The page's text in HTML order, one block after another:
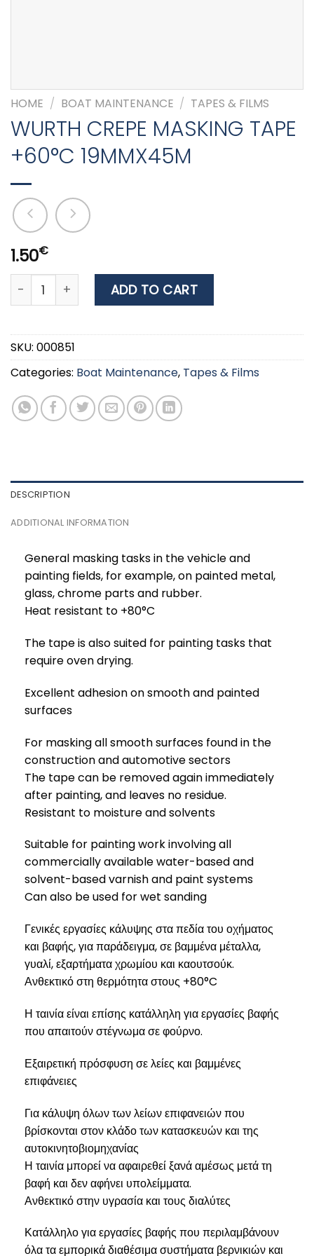
HOME / BOAT MAINTENANCE / TAPES & FILMS
WURTH CREPE MASKING TAPE
+60°C 19MMX45M
1.50€
WURTH CREPE MASKING TAPE +60°C 19MMX45M
ADD TO CART
SKU: 000851
Categories: Boat Maintenance, Tapes & Films
DESCRIPTION
ADDITIONAL INFORMATION
General masking tasks in the vehicle and
painting fields, for example, on painted metal,
glass, chrome parts and rubber.
Heat resistant to +80°C
The tape is also suited for painting tasks that
require oven drying.
Excellent adhesion on smooth and painted
surfaces
For masking all smooth surfaces found in the
construction and automotive sectors
The tape can be removed again immediately
after painting, and leaves no residue.
Resistant to moisture and solvents
Suitable for painting work involving all
commercially available water-based and
solvent-based varnish and paint systems
Can also be used for wet sanding
Γενικές εργασίες κάλυψης στα πεδία του οχήματος
και βαφής, για παράδειγμα, σε βαμμένα μέταλλα,
γυαλί, εξαρτήματα χρωμίου και καουτσούκ.
Ανθεκτικό στη θερμότητα στους +80°C
Η ταινία είναι επίσης κατάλληλη για εργασίες βαφής
που απαιτούν στέγνωμα σε φούρνο.
Εξαιρετική πρόσφυση σε λείες και βαμμένες
επιφάνειες
Για κάλυψη όλων των λείων επιφανειών που
βρίσκονται στον κλάδο των κατασκευών και της
αυτοκινητοβιομηχανίας
Η ταινία μπορεί να αφαιρεθεί ξανά αμέσως μετά τη
βαφή και δεν αφήνει υπολείμματα.
Ανθεκτικό στην υγρασία και τους διαλύτες
Κατάλληλο για εργασίες βαφής που περιλαμβάνουν
όλα τα εμπορικά διαθέσιμα συστήματα βερνικιών και